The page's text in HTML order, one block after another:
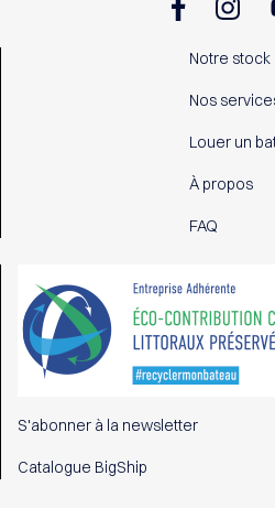
Notre stock
Nos
Louer un
À propos
FAQ
S'abonner à la newsletter
Catalogue BigShip